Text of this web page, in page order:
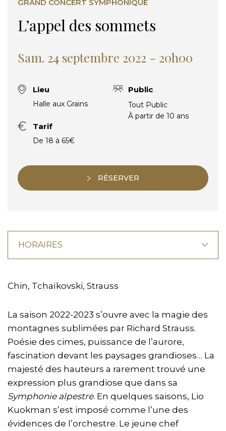
L’appel des sommets
GRAND CONCERT SYMPHONIQUE
Sam. 24 septembre 2022 - 20h00
Lieu
Halle aux Grains
Public
Tout Public
À partir de 10 ans
Tarif
De 18 à 65€
RÉSERVER
HORAIRES
Chin, Tchaïkovski, Strauss
La saison 2022-2023 s’ouvre avec la magie des
montagnes sublimées par Richard Strauss.
Poésie des cimes, puissance de l’aurore,
fascination devant les paysages grandioses… La
majesté des hauteurs a rarement trouvé une
expression plus grandiose que dans sa
Symphonie alpestre. En quelques saisons, Lio
Kuokman s’est imposé comme l’une des
évidences de l’orchestre. Le jeune chef